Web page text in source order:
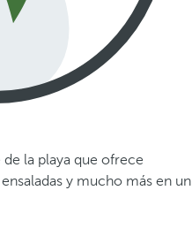
la playa que ofrece
y mucho más en un